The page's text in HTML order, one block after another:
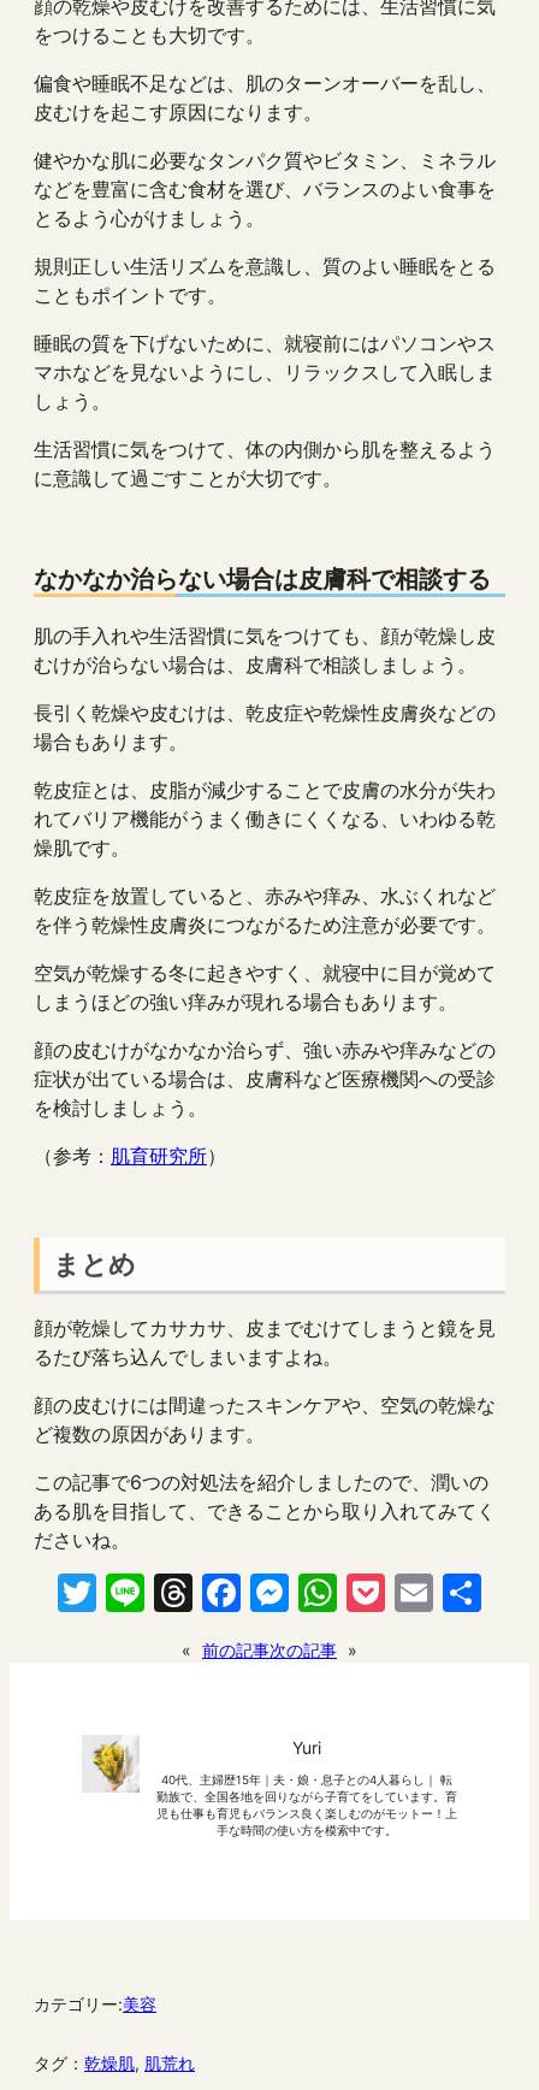
顔の乾燥や皮むけを改善するためには、生活習慣に気
をつけることも大切です。
偏食や睡眠不足などは、肌のターンオーバーを乱し、
皮むけを起こす原因になります。
健やかな肌に必要なタンパク質やビタミン、ミネラル
などを豊富に含む食材を選び、バランスのよい食事を
とるよう心がけましょう。
規則正しい生活リズムを意識し、質のよい睡眠をとる
こともポイントです。
睡眠の質を下げないために、就寝前にはパソコンやス
マホなどを見ないようにし、リラックスして入眠しま
しょう。
生活習慣に気をつけて、体の内側から肌を整えるよう
に意識して過ごすことが大切です。
なかなか治らない場合は皮膚科で相談する
肌の手入れや生活習慣に気をつけても、顔が乾燥し皮
むけが治らない場合は、皮膚科で相談しましょう。
長引く乾燥や皮むけは、乾皮症や乾燥性皮膚炎などの
場合もあります。
乾皮症とは、皮脂が減少することで皮膚の水分が失わ
れてバリア機能がうまく働きにくくなる、いわゆる乾
燥肌です。
乾皮症を放置していると、赤みや痒み、水ぶくれなど
を伴う乾燥性皮膚炎につながるため注意が必要です。
空気が乾燥する冬に起きやすく、就寝中に目が覚めて
しまうほどの強い痒みが現れる場合もあります。
顔の皮むけがなかなか治らず、強い赤みや痒みなどの
症状が出ている場合は、皮膚科など医療機関への受診
を検討しましょう。
（参考： 肌育研究所）
まとめ
顔が乾燥してカサカサ、皮までむけてしまうと鏡を見
るたび落ち込んでしまいますよね。
顔の皮むけには間違ったスキンケアや、空気の乾燥な
ど複数の原因があります。
この記事で6つの対処法を紹介しましたので、潤いの
ある肌を目指して、できることから取り入れてみてく
ださいね。
Twitter
LineThreads
Facebook
Messenger
WhatsApp
Pocket
Email
« 前の記事次の記事 »
Yuri
40代、主婦歴15年｜夫・娘・息子との4人暮らし｜ 転
勤族で、全国各地を回りながら子育てをしています。育
児も仕事も育児もバランス良く楽しむのがモットー！上
手な時間の使い方を模索中です。
カテゴリー:美容
タグ： 乾燥肌, 肌荒れ